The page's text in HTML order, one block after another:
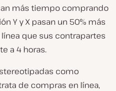
más tiempo comprando
Y y X pasan un 50% más
que sus contrapartes
a 4 horas.
como
de compras en línea,